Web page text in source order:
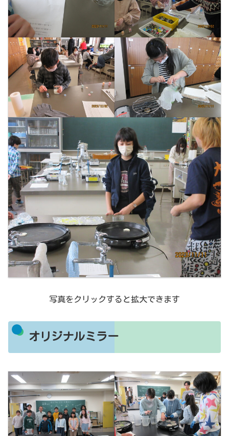
写真をクリックすると拡大できます
オリジナルミラー